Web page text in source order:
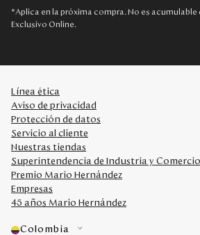
*Aplica en la próxima compra. No es
Exclusivo Online.
Línea ética
Aviso de privacidad
Protección de datos
Servicio al cliente
Nuestras tiendas
Superintendencia de Industria y Comercio
Premio Mario Hernández
Empresas
45 años Mario Hernández
Colombia